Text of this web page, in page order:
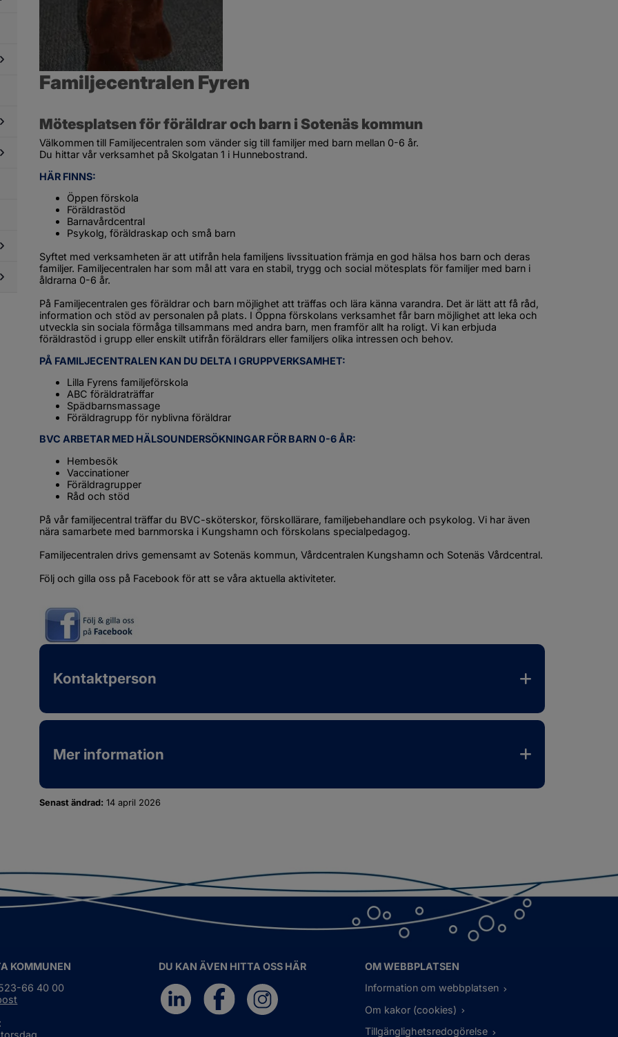
Familjecentralen Fyren
Mötesplatsen för föräldrar och barn i Sotenäs kommun
Välkommen till Familjecentralen som vänder sig till familjer med barn mellan 0-6 år.
Du hittar vår verksamhet på Skolgatan 1 i Hunnebostrand.
HÄR FINNS:
Öppen förskola
Föräldrastöd
Barnavårdcentral
Psykolg, föräldraskap och små barn
Syftet med verksamheten är att utifrån hela familjens livssituation främja en god hälsa hos barn och deras
familjer. Familjecentralen har som mål att vara en stabil, trygg och social mötesplats för familjer med barn i
åldrarna 0-6 år.
På Familjecentralen ges föräldrar och barn möjlighet att träffas och lära känna varandra. Det är lätt att få råd,
information och stöd av personalen på plats. I Öppna förskolans verksamhet får barn möjlighet att leka och
utveckla sin sociala förmåga tillsammans med andra barn, men framför allt ha roligt. Vi kan erbjuda
föräldrastöd i grupp eller enskilt utifrån föräldrars eller familjers olika intressen och behov.
PÅ FAMILJECENTRALEN KAN DU DELTA I GRUPPVERKSAMHET:
Lilla Fyrens familjeförskola
ABC föräldraträffar
Spädbarnsmassage
Föräldragrupp för nyblivna föräldrar
BVC ARBETAR MED HÄLSOUNDERSÖKNINGAR FÖR BARN 0-6 ÅR:
Hembesök
Vaccinationer
Föräldragrupper
Råd och stöd
På vår familjecentral träffar du BVC-sköterskor, förskollärare, familjebehandlare och psykolog. Vi har även
nära samarbete med barnmorska i Kungshamn och förskolans specialpedagog.
Familjecentralen drivs gemensamt av Sotenäs kommun, Vårdcentralen Kungshamn och Sotenäs Vårdcentral.
Följ och gilla oss på Facebook för att se våra aktuella aktiviteter.
Kontaktperson
Mer information
Senast ändrad: 14 april 2026
KOMMUNEN
66 40 00
DU KAN ÄVEN HITTA OSS HÄR
OM WEBBPLATSEN
Information om webbplatsen
Om kakor (cookies)
Tillgänglighetsredogörelse